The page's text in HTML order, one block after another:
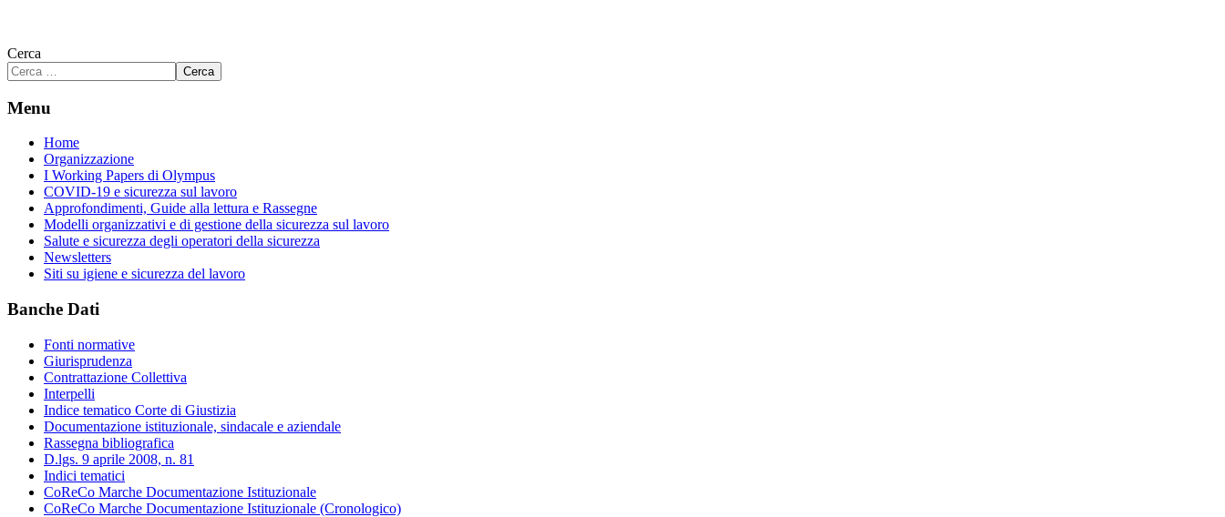
Cerca
Cerca
Menu
Home
Organizzazione
I Working Papers di Olympus
COVID-19 e sicurezza sul lavoro
Approfondimenti, Guide alla lettura e Rassegne
Modelli organizzativi e di gestione della sicurezza sul lavoro
Salute e sicurezza degli operatori della sicurezza
Newsletters
Siti su igiene e sicurezza del lavoro
Banche Dati
Fonti normative
Giurisprudenza
Contrattazione Collettiva
Interpelli
Indice tematico Corte di Giustizia
Documentazione istituzionale, sindacale e aziendale
Rassegna bibliografica
D.lgs. 9 aprile 2008, n. 81
Indici tematici
CoReCo Marche Documentazione Istituzionale
CoReCo Marche Documentazione Istituzionale (Cronologico)